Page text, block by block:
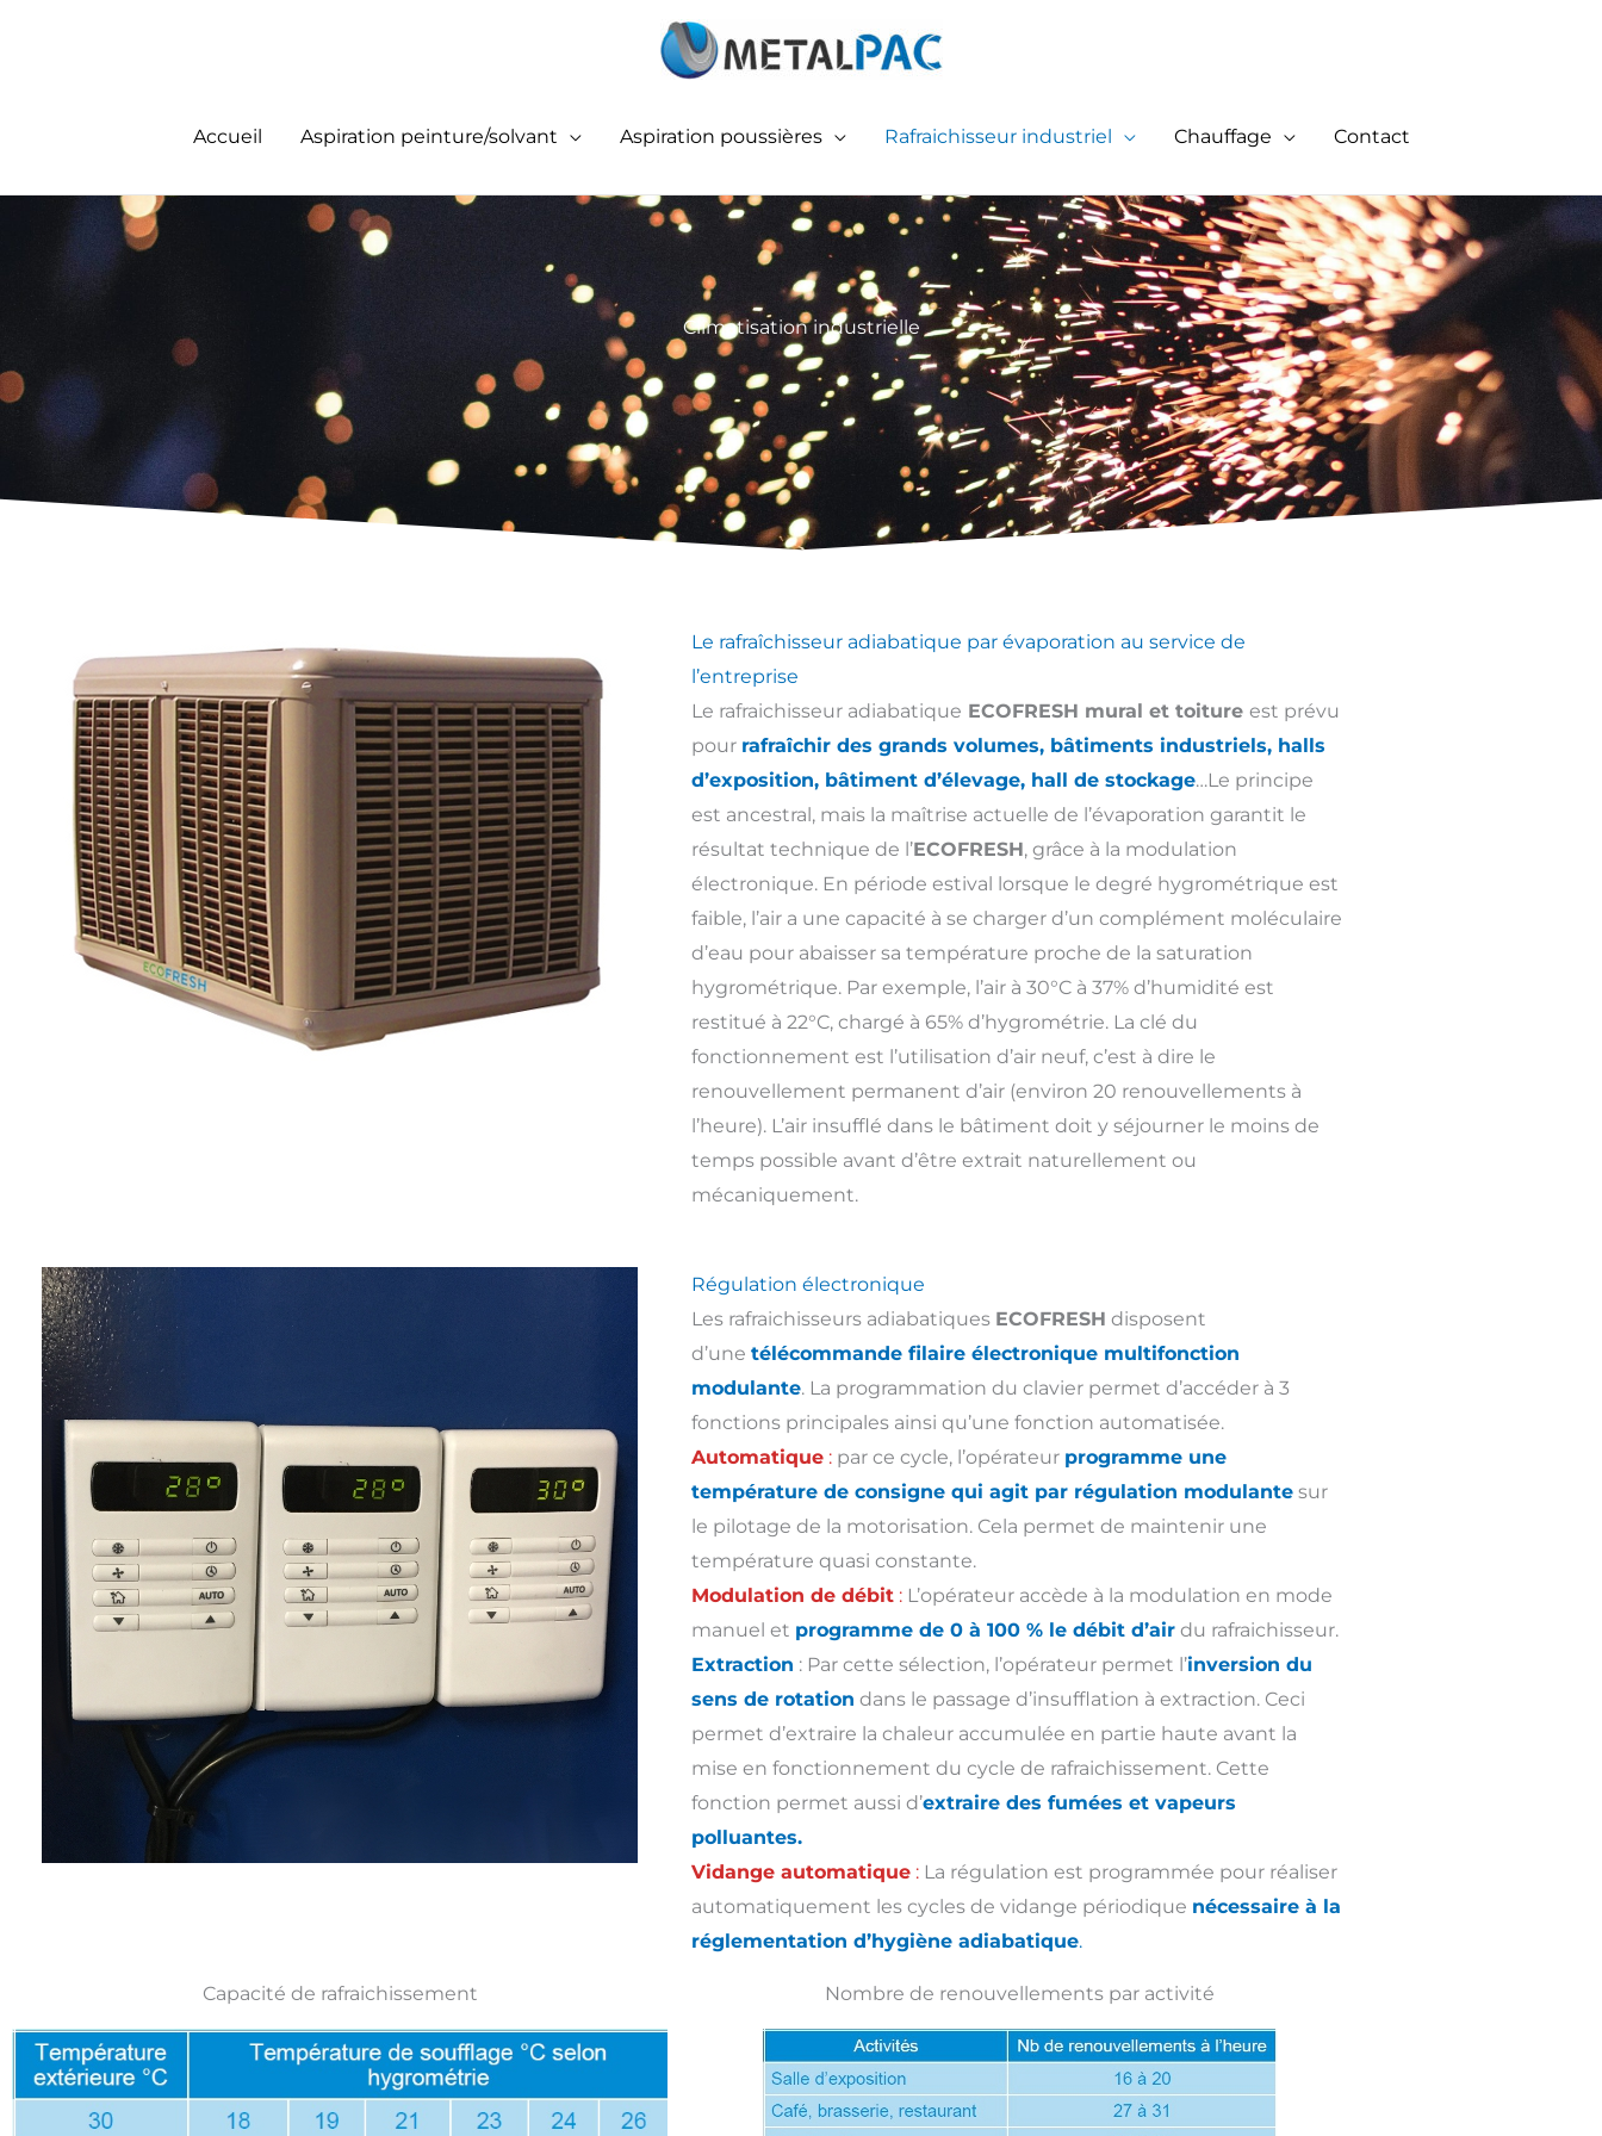
Accueil Aspiration peinture/solvant Aspiration poussières Rafraichisseur industriel Chauffage Contact
Climatisation industrielle
Le rafraîchisseur adiabatique par évaporation au service de
l’entreprise
Le rafraichisseur adiabatique ECOFRESH mural et toiture est prévu
pour rafraîchir des grands volumes, bâtiments industriels, halls
d’exposition, bâtiment d’élevage, hall de stockage…Le principe
est ancestral, mais la maîtrise actuelle de l’évaporation garantit le
résultat technique de l’ECOFRESH, grâce à la modulation
électronique. En période estival lorsque le degré hygrométrique est
faible, l’air a une capacité à se charger d’un complément moléculaire
d’eau pour abaisser sa température proche de la saturation
hygrométrique. Par exemple, l’air à 30°C à 37% d’humidité est
restitué à 22°C, chargé à 65% d’hygrométrie. La clé du
fonctionnement est l’utilisation d’air neuf, c’est à dire le
renouvellement permanent d’air (environ 20 renouvellements à
l’heure). L’air insufflé dans le bâtiment doit y séjourner le moins de
temps possible avant d’être extrait naturellement ou
mécaniquement.
Régulation électronique
Les rafraichisseurs adiabatiques ECOFRESH disposent
d’une télécommande filaire électronique multifonction
modulante. La programmation du clavier permet d’accéder à 3
fonctions principales ainsi qu’une fonction automatisée.
Automatique : par ce cycle, l’opérateur programme une
température de consigne qui agit par régulation modulante sur
le pilotage de la motorisation. Cela permet de maintenir une
température quasi constante.
Modulation de débit : L’opérateur accède à la modulation en mode
manuel et programme de 0 à 100 % le débit d’air du rafraichisseur.
Extraction : Par cette sélection, l’opérateur permet l’inversion du
sens de rotation dans le passage d’insufflation à extraction. Ceci
permet d’extraire la chaleur accumulée en partie haute avant la
mise en fonctionnement du cycle de rafraichissement. Cette
fonction permet aussi d’extraire des fumées et vapeurs
polluantes.
Vidange automatique : La régulation est programmée pour réaliser
automatiquement les cycles de vidange périodique nécessaire à la
réglementation d’hygiène adiabatique.
Capacité de rafraichissement Nombre de renouvellements par activité